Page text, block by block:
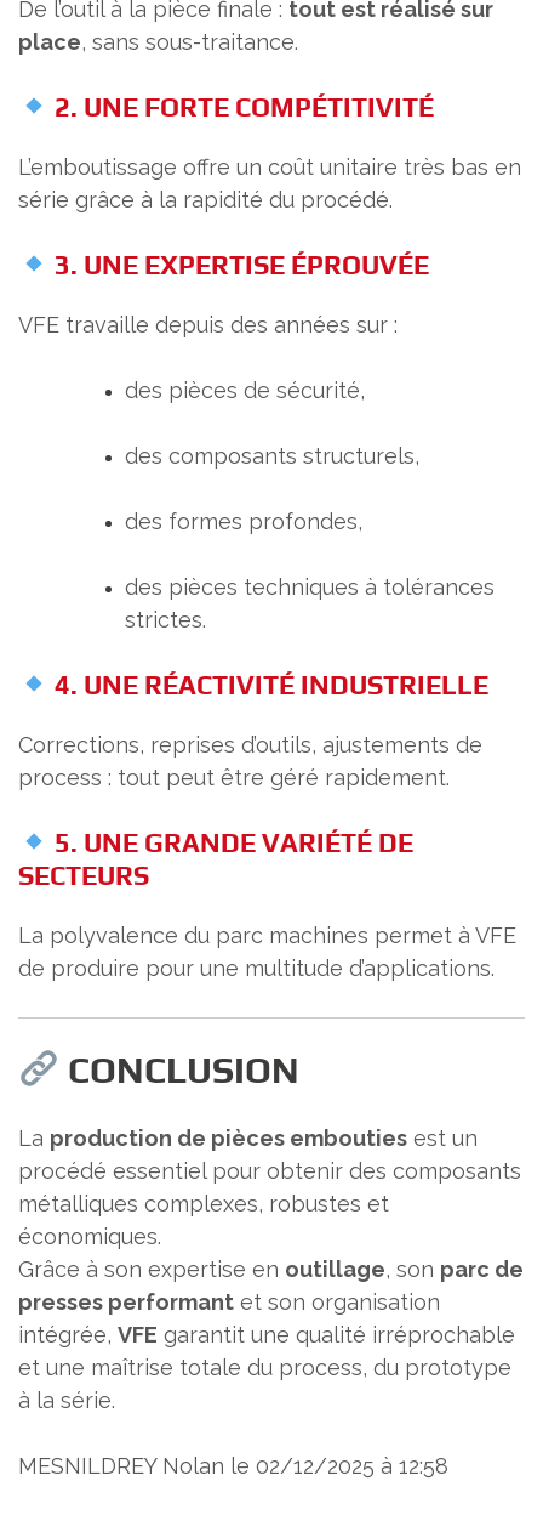
De l’outil à la pièce finale : tout est réalisé sur
place, sans sous-traitance.
2. UNE FORTE COMPÉTITIVITÉ
L’emboutissage offre un coût unitaire très bas en
série grâce à la rapidité du procédé.
3. UNE EXPERTISE ÉPROUVÉE
VFE travaille depuis des années sur :
des pièces de sécurité,
des composants structurels,
des formes profondes,
des pièces techniques à tolérances
strictes.
4. UNE RÉACTIVITÉ INDUSTRIELLE
Corrections, reprises d’outils, ajustements de
process : tout peut être géré rapidement.
5. UNE GRANDE VARIÉTÉ DE
SECTEURS
La polyvalence du parc machines permet à VFE
de produire pour une multitude d’applications.
CONCLUSION
La production de pièces embouties est un
procédé essentiel pour obtenir des composants
métalliques complexes, robustes et
économiques.
Grâce à son expertise en outillage, son parc de
presses performant et son organisation
intégrée, VFE garantit une qualité irréprochable
et une maîtrise totale du process, du prototype
à la série.
MESNILDREY Nolan le 02/12/2025 à 12:58